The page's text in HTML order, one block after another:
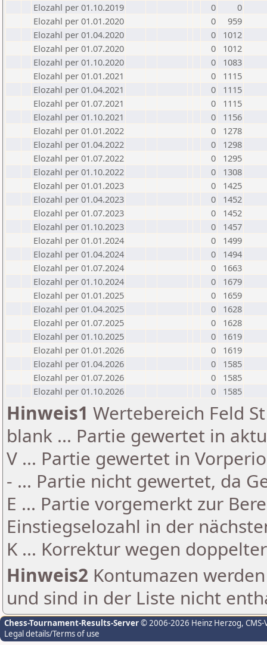
Elozahl per 01.10.2019
0
0
Elozahl per 01.01.2020
0
959
Elozahl per 01.04.2020
0
1012
Elozahl per 01.07.2020
0
1012
Elozahl per 01.10.2020
0
1083
Elozahl per 01.01.2021
0
1115
Elozahl per 01.04.2021
0
1115
Elozahl per 01.07.2021
0
1115
Elozahl per 01.10.2021
0
1156
Elozahl per 01.01.2022
0
1278
Elozahl per 01.04.2022
0
1298
Elozahl per 01.07.2022
0
1295
Elozahl per 01.10.2022
0
1308
Elozahl per 01.01.2023
0
1425
Elozahl per 01.04.2023
0
1452
Elozahl per 01.07.2023
0
1452
Elozahl per 01.10.2023
0
1457
Elozahl per 01.01.2024
0
1499
Elozahl per 01.04.2024
0
1494
Elozahl per 01.07.2024
0
1663
Elozahl per 01.10.2024
0
1679
Elozahl per 01.01.2025
0
1659
Elozahl per 01.04.2025
0
1628
Elozahl per 01.07.2025
0
1628
Elozahl per 01.10.2025
0
1619
Elozahl per 01.01.2026
0
1619
Elozahl per 01.04.2026
0
1585
Elozahl per 01.07.2026
0
1585
Elozahl per 01.10.2026
0 1585
Hinweis1 Wertebereich Feld
blank ... Partie gewertet in
V ... Partie gewertet in
- ... Partie nicht gewertet, da
E ... Partie vorgemerkt zur
Einstiegselozahl in der
K ... Korrektur wegen
Hinweis2 Kontumazen
und sind in der Liste nicht
Chess-Tournament-Results-Server© 2006-2026 Heinz Herzog,
Legal details/Terms of use